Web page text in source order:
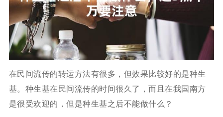
在民间流传的转运方法有很多，但效果比较好的是种生
基。种生基在民间流传的时间很久了，而且在我国南方
是很受欢迎的，但是种生基之后不能做什么？